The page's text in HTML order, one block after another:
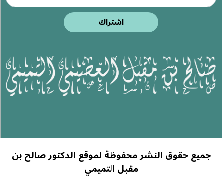
اشتراك
جميع حقوق النشر محفوظة لموقع الدكتور صالح بن
مقبل التميمي